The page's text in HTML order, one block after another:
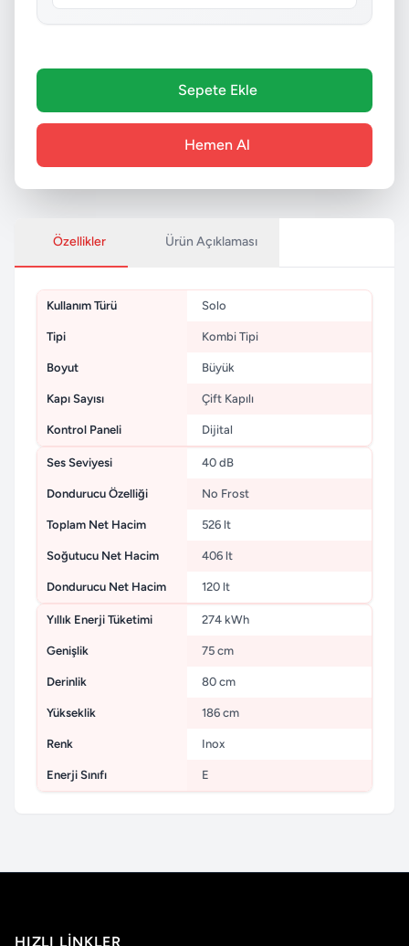
Sepete Ekle
Hemen Al
Özellikler Ürün Açıklaması
Kullanım Türü Solo
Tipi Kombi Tipi
Boyut Büyük
Kapı Sayısı Çift Kapılı
Kontrol Paneli Dijital
Ses Seviyesi 40 dB
Dondurucu Özelliği No Frost
Toplam Net Hacim 526 lt
Soğutucu Net Hacim 406 lt
Dondurucu Net Hacim 120 lt
Yıllık Enerji Tüketimi 274 kWh
Genişlik 75 cm
Derinlik 80 cm
Yükseklik 186 cm
Renk Inox
Enerji Sınıfı E
HIZLI LINKLER